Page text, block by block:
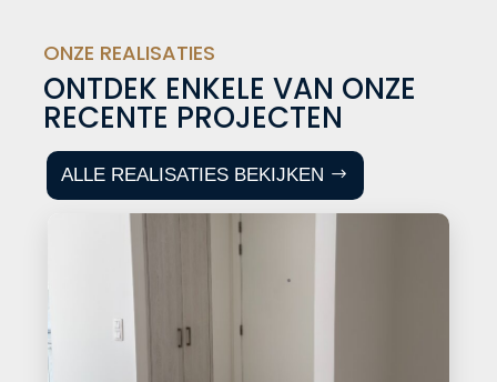
ONZE REALISATIES
ONTDEK ENKELE VAN ONZE
RECENTE PROJECTEN
ALLE REALISATIES BEKIJKEN